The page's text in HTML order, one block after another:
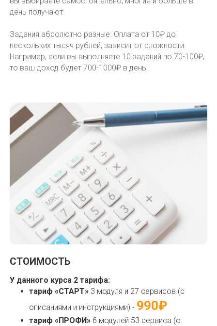
день получают.
Задания абсолютно разные. Оплата от 10₽ до
нескольких тысяч рублей, зависит от сложности.
Например, если вы выполняете 10 заданий по 70-100₽,
то ваш доход будет 700-1000₽ в день
СТОИМОСТЬ
У данного курса 2 тарифа:
тариф «СТАРТ» 3 модуля и 27 сервисов (с
описаниями и инструкциями) - 990₽
тариф «ПРОФИ» 6 модулей 53 сервиса (с